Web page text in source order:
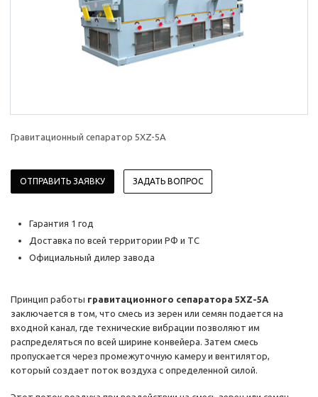
Гравитационный сепаратор 5XZ-5A
ОТПРАВИТЬ ЗАЯВКУ ЗАДАТЬ ВОПРОС
Гарантия 1 год
Доставка по всей территории РФ и ТС
Официальный дилер завода
Принцип работы гравитационного сепаратора 5XZ-5A
заключается в том, что смесь из зерен или семян подается на
входной канал, где технические вибрации позволяют им
распределяться по всей ширине конвейера. Затем смесь
пропускается через промежуточную камеру и вентилятор,
который создает поток воздуха с определенной силой.